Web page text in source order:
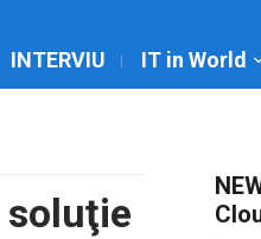
INTERVIU IT in World
soluţie